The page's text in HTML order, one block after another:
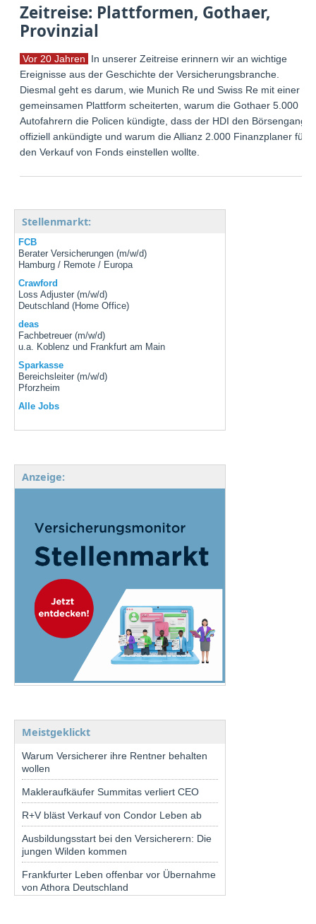
Zeitreise: Plattformen, Gothaer,
Provinzial
Vor 20 Jahren
In unserer Zeitreise erinnern wir an wichtige
Ereignisse aus der Geschichte der Versicherungsbranche.
Diesmal geht es darum, wie Munich Re und Swiss Re mit einer
gemeinsamen Plattform scheiterten, warum die Gothaer 5.000
Autofahrern die Policen kündigte, dass der HDI den Börsengang
offiziell ankündigte und warum die Allianz 2.000 Finanzplaner für
den Verkauf von Fonds einstellen wollte.
Stellenmarkt:
FCB
Berater Versicherungen (m/w/d)
Hamburg / Remote / Europa
Crawford
Loss Adjuster (m/w/d)
Deutschland (Home Office)
deas
Fachbetreuer (m/w/d)
u.a. Koblenz und Frankfurt am Main
Sparkasse
Bereichsleiter (m/w/d)
Pforzheim
Alle Jobs
Anzeige:
Meistgeklickt
Warum Versicherer ihre Rentner behalten
wollen
Makleraufkäufer Summitas verliert CEO
R+V bläst Verkauf von Condor Leben ab
Ausbildungsstart bei den Versicherern: Die
jungen Wilden kommen
Frankfurter Leben offenbar vor Übernahme
von Athora Deutschland